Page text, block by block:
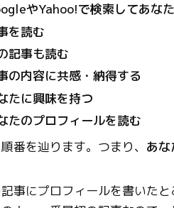
やYahoo!で検索してあな
を読む
記事も読む
の内容に共感・納得する
たに興味を持つ
たのプロフィールを読む
番を辿ります。つまり、 あ
事にプロフィールを書いた